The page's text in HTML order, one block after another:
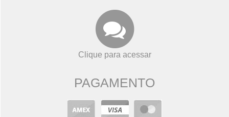
Clique para acessar
PAGAMENTO